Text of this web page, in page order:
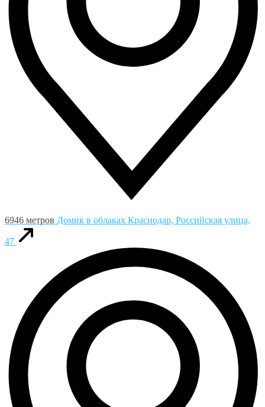
6946 метров Домик в облаках Краснодар, Российская улица,
47